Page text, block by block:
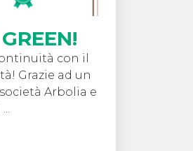
con il
Grazie ad un
Arbolia e